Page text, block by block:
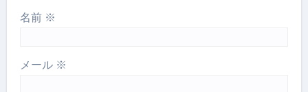
名前 ※
メール ※